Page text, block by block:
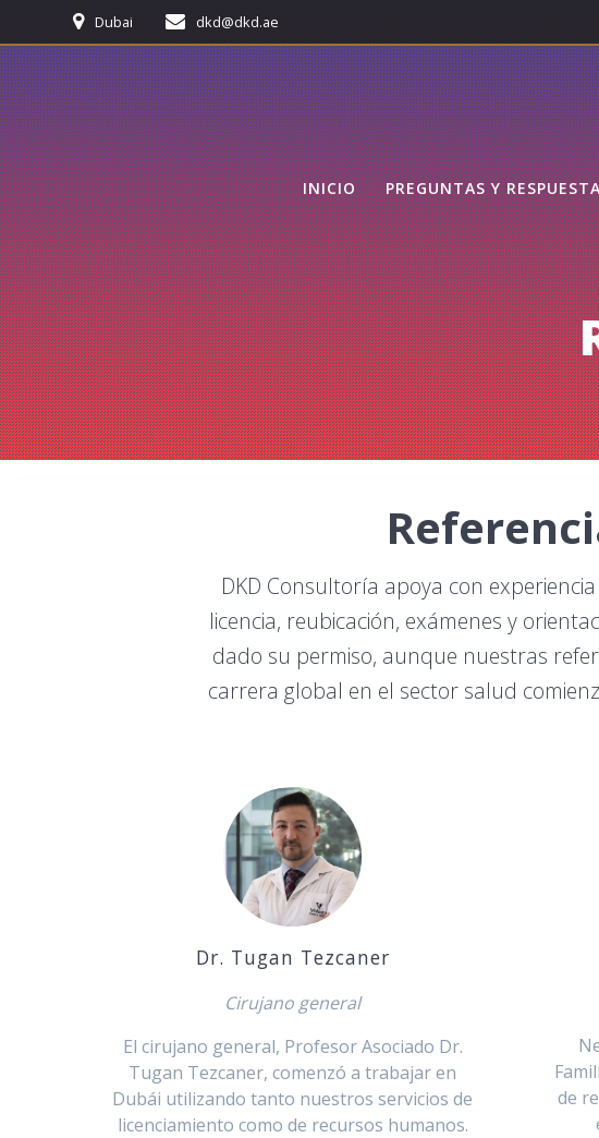
to
content
Dubai dkd@dkd.ae
INICIO PREGUNTAS Y
DKD Consultoría apoya con
licencia, reubicación, exámenes y
dado su permiso, aunque nuestras
carrera global en el sector salud
Dr. Tugan Tezcaner
Cirujano general
El cirujano general, Profesor Asociado Dr.
Tugan Tezcaner, comenzó a trabajar en
Dubái utilizando tanto nuestros servicios de
licenciamiento como de recursos humanos.
de